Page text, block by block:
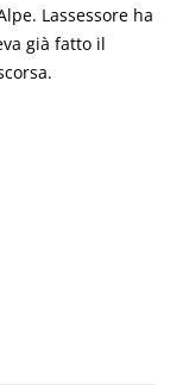
Lassessore ha
già fatto il